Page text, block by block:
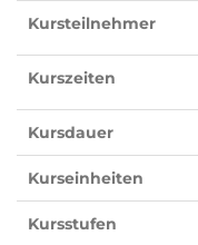
Kursteilnehmer
Kurszeiten
Kursdauer
Kurseinheiten
Kursstufen